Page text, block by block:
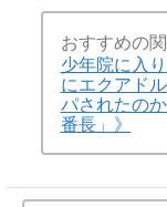
おすすめの
少年院に入
にエクアド
パされたの
番長」》